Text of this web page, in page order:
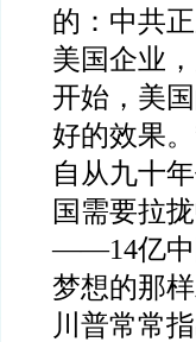
的：中共
美国企业
开始，美
好的效果
自从九十
国需要拉
——14亿中
梦想的那样
川普常常